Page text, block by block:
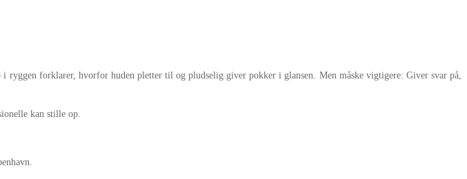
i ryggen forklarer, hvorfor huden pletter til og pludselig giver pokker i glansen. Men måske vigtigere: Giver svar på,
kan stille op.